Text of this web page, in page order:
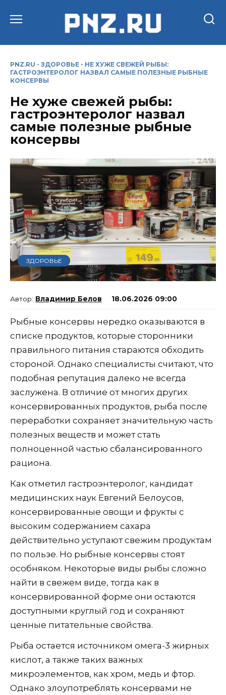
PNZ.RU - ЗДОРОВЬЕ - НЕ ХУЖЕ СВЕЖЕЙ РЫБЫ:
ГАСТРОЭНТЕРОЛОГ НАЗВАЛ САМЫЕ ПОЛЕЗНЫЕ РЫБНЫЕ
КОНСЕРВЫ
Не хуже свежей рыбы:
гастроэнтеролог назвал
самые полезные рыбные
консервы
ЗДОРОВЬЕ
Владимир Белов 18.06.2026 09:00
Рыбные консервы нередко оказываются в
списке продуктов, которые сторонники
правильного питания стараются обходить
стороной. Однако специалисты считают, что
подобная репутация далеко не всегда
заслужена. В отличие от многих других
консервированных продуктов, рыба после
переработки сохраняет значительную часть
полезных веществ и может стать
полноценной частью сбалансированного
рациона.
Как отметил гастроэнтеролог, кандидат
медицинских наук Евгений Белоусов,
консервированные овощи и фрукты с
высоким содержанием сахара
действительно уступают свежим продуктам
по пользе. Но рыбные консервы стоят
особняком. Некоторые виды рыбы сложно
найти в свежем виде, тогда как в
консервированной форме они остаются
доступными круглый год и сохраняют
ценные питательные свойства.
Рыба остается источником омега-3 жирных
кислот, а также таких важных
микроэлементов, как хром, медь и фтор.
Однако злоупотреблять консервами не